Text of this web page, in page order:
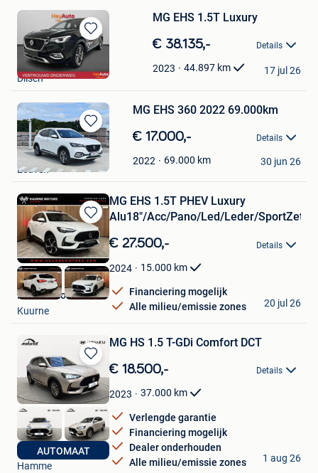
Bewaren
in
Mijn
Favorieten
MG EHS 1.5T Luxury
€ 38.135,- Details
2023 44.897 km
Di Nitto Dilsen
Dilsen
17 jul 26
Bewaren
in
Mijn
Favorieten
MG EHS 360 2022 69.000km
€ 17.000,- Details
2022 69.000 km
jonas de boos
Leuven
30 jun 26
Bewaren
in
Mijn
Favorieten
MG EHS 1.5T PHEV Luxury
Alu18"/Acc/Pano/Led/Leder/SportZet/G
€ 27.500,- Details
2024 15.000 km
Financiering mogelijk
Alle milieu/emissie zones
Kuurne Motors
Kuurne
20 jul 26
Bewaren
in
Mijn
Favorieten
AUTOMAAT
MG HS 1.5 T-GDi Comfort DCT
€ 18.500,- Details
2023 37.000 km
Verlengde garantie
Financiering mogelijk
Dealer onderhouden
Alle milieu/emissie zones
Autobedrijf Antoreti
Hamme
1 aug 26